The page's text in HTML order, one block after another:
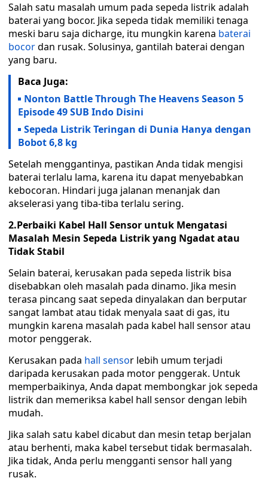
Salah satu masalah umum pada sepeda listrik adalah
baterai yang bocor. Jika sepeda tidak memiliki tenaga
meski baru saja dicharge, itu mungkin karena baterai
bocordan rusak. Solusinya, gantilah baterai dengan
yang baru.
Baca Juga:
Nonton Battle Through The Heavens Season 5
Episode 49 SUB Indo Disini
Sepeda Listrik Teringan di Dunia Hanya dengan
Bobot 6,8 kg
Setelah menggantinya, pastikan Anda tidak mengisi
baterai terlalu lama, karena itu dapat menyebabkan
kebocoran. Hindari juga jalanan menanjak dan
akselerasi yang tiba-tiba terlalu sering.
2.Perbaiki Kabel Hall Sensor untuk Mengatasi
Masalah Mesin Sepeda Listrik yang Ngadat atau
Tidak Stabil
Selain baterai, kerusakan pada sepeda listrik bisa
disebabkan oleh masalah pada dinamo. Jika mesin
terasa pincang saat sepeda dinyalakan dan berputar
sangat lambat atau tidak menyala saat di gas, itu
mungkin karena masalah pada kabel hall sensor atau
motor penggerak.
Kerusakan pada hall sensor lebih umum terjadi
daripada kerusakan pada motor penggerak. Untuk
memperbaikinya, Anda dapat membongkar jok sepeda
listrik dan memeriksa kabel hall sensor dengan lebih
mudah.
Jika salah satu kabel dicabut dan mesin tetap berjalan
atau berhenti, maka kabel tersebut tidak bermasalah.
Jika tidak, Anda perlu mengganti sensor hall yang
rusak.